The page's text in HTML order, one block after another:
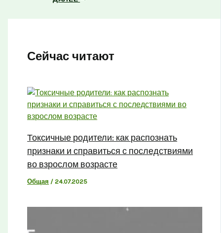
Сейчас читают
Токсичные родители: как распознать
признаки и справиться с последствиями
во взрослом возрасте
Общая /24.07.2025